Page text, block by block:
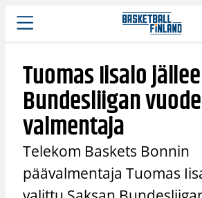
Siirry
sisältöön
Tuomas Iisalo
Bundesliigan
valmentaja
Telekom Baskets Bonnin
päävalmentaja Tuomas